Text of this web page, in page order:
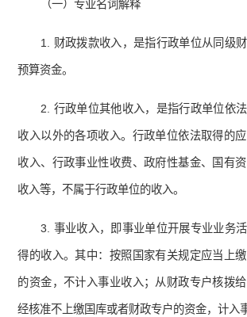
（一）专业名词解释
1. 财政拨款收入，是指行政单位从同级
预算资金。
2. 行政单位其他收入，是指行政单位依
收入以外的各项收入。行政单位依法取得的
收入、行政事业性收费、政府性基金、国有
收入等，不属于行政单位的收入。
3. 事业收入，即事业单位开展专业业务
得的收入。其中：按照国家有关规定应当上
的资金，不计入事业收入；从财政专户核拨
经核准不上缴国库或者财政专户的资金，计入